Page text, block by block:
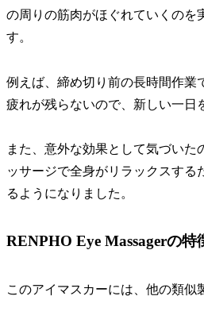
の周りの筋肉がほぐれていくのを
す。
例えば、締め切り前の長時間作業
疲れが残らないので、新しい一日
また、意外な効果として気づい
ッサージで全身がリラックスす
るようになりました。
RENPHO Eye Massagerの特
このアイマスカーには、他の類似